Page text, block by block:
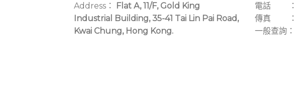
Address：
Flat A, 11/F, Gold King
Industrial Building, 35-41 Tai Lin Pai Road,
Kwai Chung, Hong Kong.
電話 ：
傳真 ：
一般查詢：